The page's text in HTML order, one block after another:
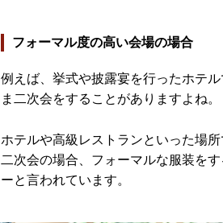
フォーマル度の高い会場の場合
例えば、挙式や披露宴を行ったホテル
ま二次会をすることがありますよね。
ホテルや高級レストランといった場
二次会の場合、フォーマルな服装を
ーと言われています。